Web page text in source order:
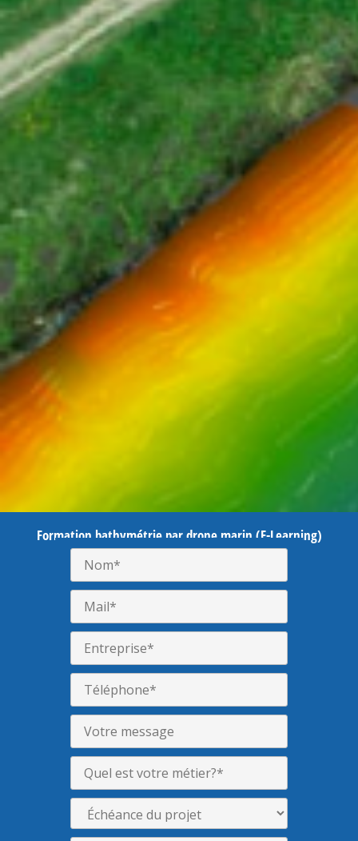
Formation bathymétrie par drone marin (E-Learning)